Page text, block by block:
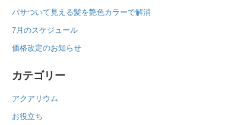
パサついて見える髪を艶色カラーで解消
7月のスケジュール
価格改定のお知らせ
カテゴリー
アクアリウム
お役立ち